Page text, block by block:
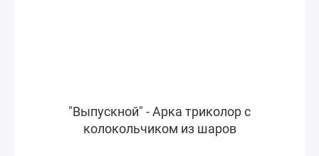
"Выпускной" - Арка триколор с
колокольчиком из шаров